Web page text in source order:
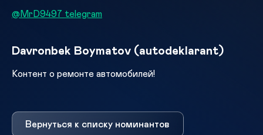
@MrD9497 telegram
Davronbek Boymatov (autodeklarant)
Контент о ремонте автомобилей!
Вернуться к списку номинантов